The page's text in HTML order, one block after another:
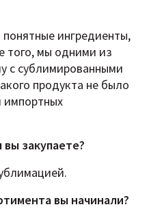
понятные ингредиенты,
того, мы одними из
с сублимированными
продукта не было
импортных
закупаете?
вы начинали?